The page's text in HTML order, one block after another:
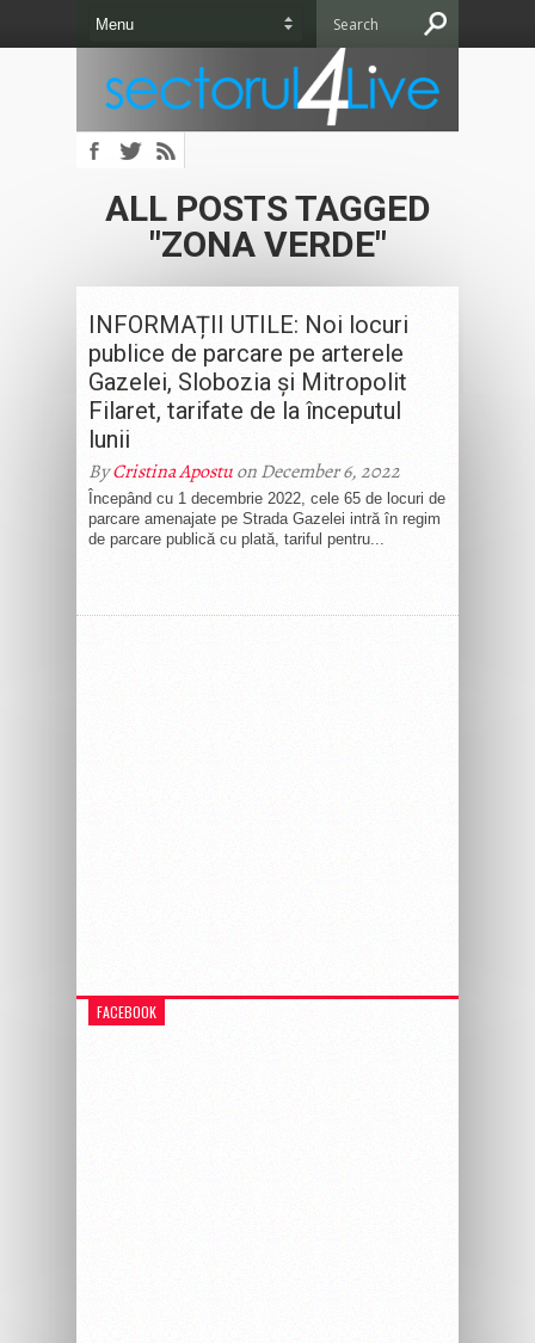
ALL POSTS TAGGED
"ZONA VERDE"
INFORMAȚII UTILE: Noi locuri
publice de parcare pe arterele
Gazelei, Slobozia și Mitropolit
Filaret, tarifate de la începutul
lunii
ByCristina Apostuon December 6, 2022
Începând cu 1 decembrie 2022, cele 65 de locuri de
parcare amenajate pe Strada Gazelei intră în regim
de parcare publică cu plată, tariful pentru...
FACEBOOK